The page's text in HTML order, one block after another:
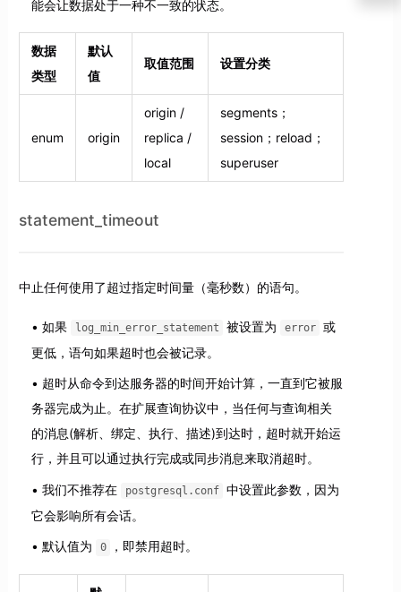
能会让数据处于一种不一致的状态。
数据
类型
默认
值
取值范围 设置分类
enum origin
origin /
replica /
local
segments；
session；reload；
superuser
statement_timeout
中止任何使用了超过指定时间量（毫秒数）的语句。
如果 log_min_error_statement 被设置为 error 或
更低，语句如果超时也会被记录。
超时从命令到达服务器的时间开始计算，一直到它被服
务器完成为止。在扩展查询协议中，当任何与查询相关
的消息(解析、绑定、执行、描述)到达时，超时就开始运
行，并且可以通过执行完成或同步消息来取消超时。
我们不推荐在 postgresql.conf
中设置此参数，因为
它会影响所有会话。
默认值为 0 ，即禁用超时。